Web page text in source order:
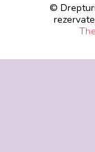
©